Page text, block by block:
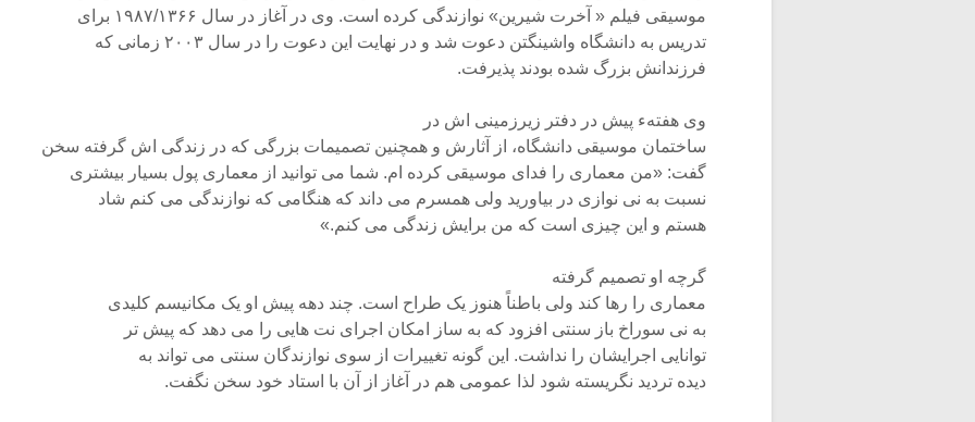
موسیقی فیلم « آخرت شیرین» نوازندگی کرده است. وی در آغاز در سال ۱۹۸۷/۱۳۶۶ برای
تدریس به دانشگاه واشینگتن دعوت شد و در نهایت این دعوت را در سال ۲۰۰۳ زمانی که
فرزندانش بزرگ شده بودند پذیرفت.
وی هفتهء پیش در دفتر زیرزمینی اش در
ساختمان موسیقی دانشگاه، از آثارش و همچنین تصمیمات بزرگی که در زندگی اش گرفته سخن
گفت: «من معماری را فدای موسیقی کرده ام. شما می توانید از معماری پول بسیار بیشتری
نسبت به نی نوازی در بیاورید ولی همسرم می داند که هنگامی که نوازندگی می کنم شاد
هستم و این چیزی است که من برایش زندگی می کنم.»
گرچه او تصمیم گرفته
معماری را رها کند ولی باطناً هنوز یک طراح است. چند دهه پیش او یک مکانیسم کلیدی
به نی سوراخ باز سنتی افزود که به ساز امکان اجرای نت هایی را می دهد که پیش تر
توانایی اجرایشان را نداشت. این گونه تغییرات از سوی نوازندگان سنتی می تواند به
دیده تردید نگریسته شود لذا عمومی هم در آغاز از آن با استاد خود سخن نگفت.